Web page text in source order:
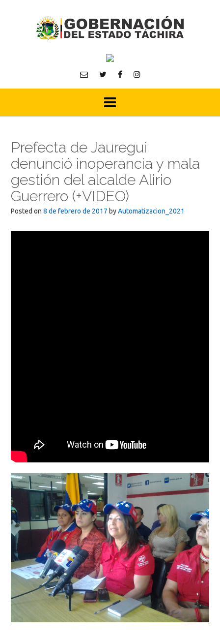
Prefecta de Jaureguí
denunció inoperancia y mala
gestión del alcalde Alirio
Guerrero (+VIDEO)
Posted on 8 de febrero de 2017 byAutomatizacion_2021